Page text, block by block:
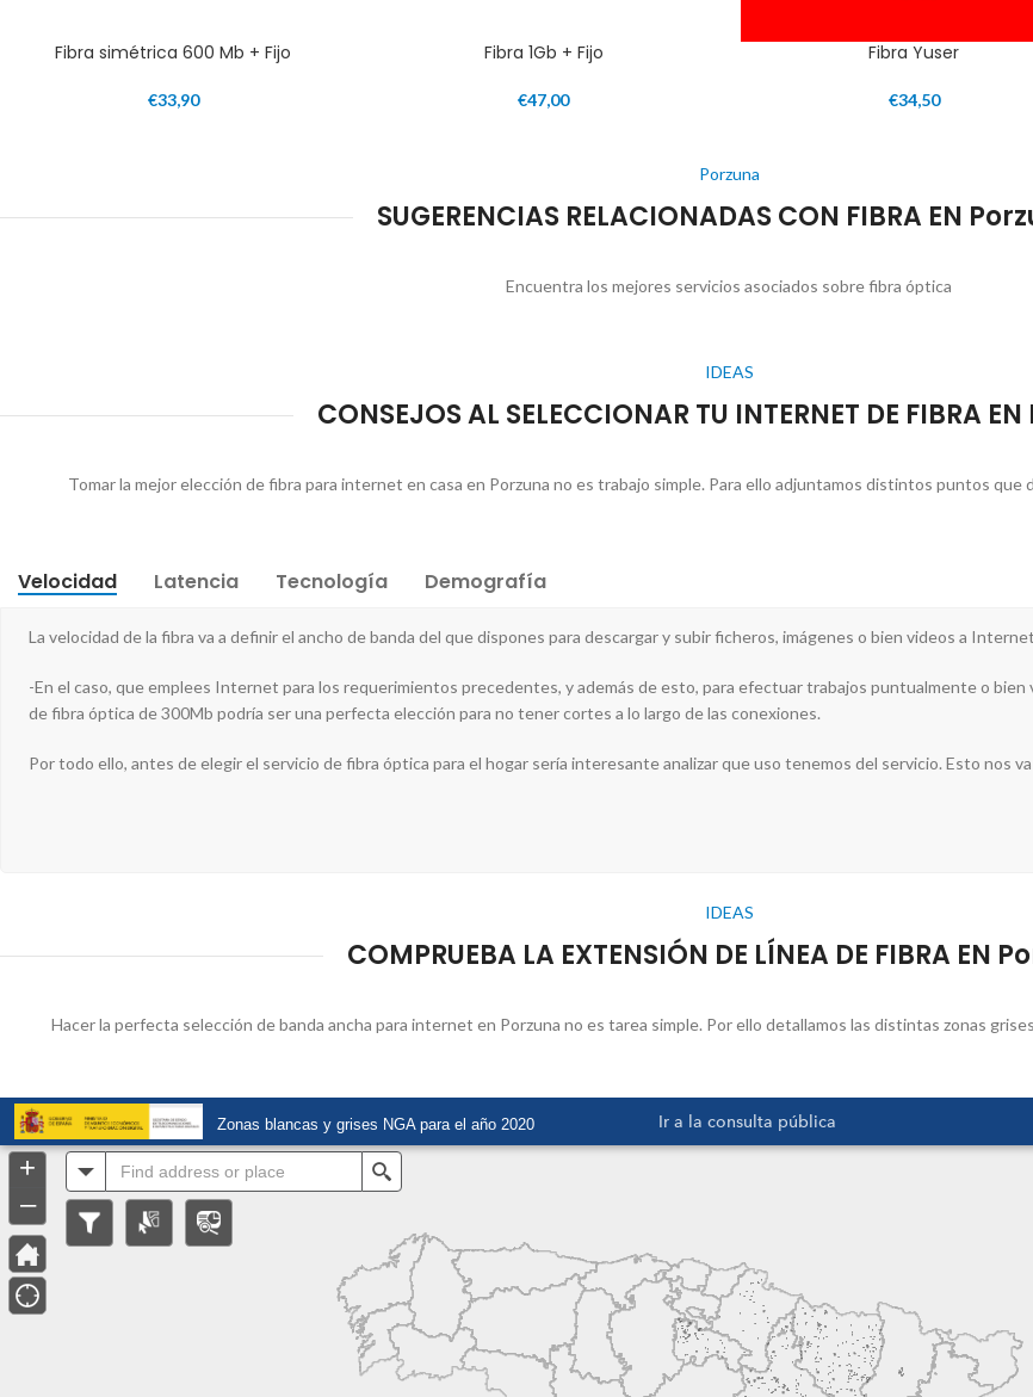
Fibra simétrica 600 Mb + Fijo
€33,90
Fibra 1Gb + Fijo
€47,00
Fibra Yuser
€34,50
Porzuna
SUGERENCIAS RELACIONADAS CON FIBRA EN
Encuentra los mejores servicios asociados sobre fibra óptica
IDEAS
CONSEJOS AL SELECCIONAR TU INTERNET DE FIBRA
Tomar la mejor elección de fibra para internet en casa en Porzuna no es trabajo simple. Para ello adjuntamos distintos puntos
Velocidad Latencia Tecnología Demografía
La velocidad de la fibra va a definir el ancho de banda del que dispones para descargar y subir ficheros, imágenes o bien videos a
-En el caso, que emplees Internet para los requerimientos precedentes, y además de esto, para efectuar trabajos puntualmente o bien
de fibra óptica de 300Mb podría ser una perfecta elección para no tener cortes a lo largo de las conexiones.
Por todo ello, antes de elegir el servicio de fibra óptica para el hogar sería interesante analizar que uso tenemos del servicio. Esto nos
IDEAS
COMPRUEBA LA EXTENSIÓN DE LÍNEA DE FIBRA EN
Hacer la perfecta selección de banda ancha para internet en Porzuna no es tarea simple. Por ello detallamos las distintas zonas